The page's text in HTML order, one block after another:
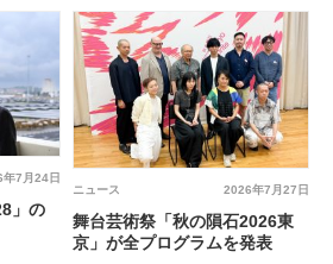
7月24日
」の
2026年7月27日
ニュース
舞台芸術祭「秋の隕石2026東
京」が全プログラムを発表